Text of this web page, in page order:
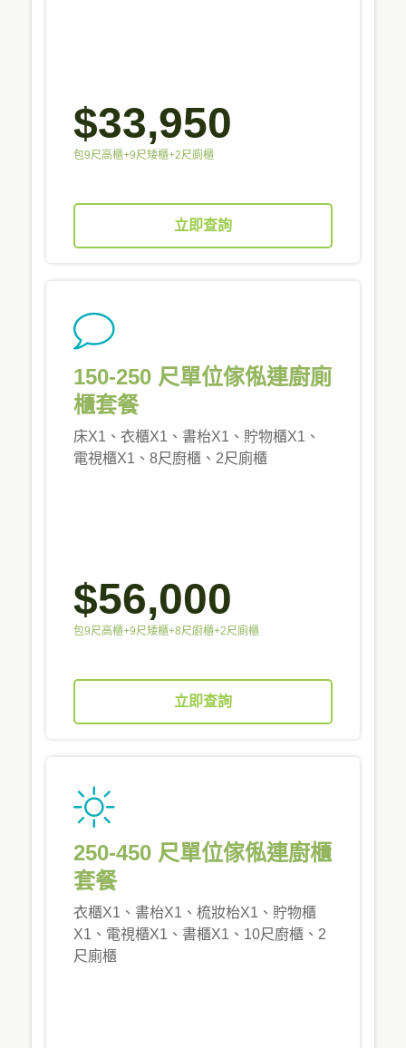
$33,950
包9尺高櫃+9尺矮櫃+2尺廁櫃
立即查詢
150-250 尺單位傢俬連廚廁
櫃套餐
床X1、衣櫃X1、書枱X1、貯物櫃X1、
電視櫃X1、8尺廚櫃、2尺廁櫃
$56,000
包9尺高櫃+9尺矮櫃+8尺廚櫃+2尺廁櫃
立即查詢
250-450 尺單位傢俬連廚櫃
套餐
衣櫃X1、書枱X1、梳妝枱X1、貯物櫃
X1、電視櫃X1、書櫃X1、10尺廚櫃、2
尺廁櫃